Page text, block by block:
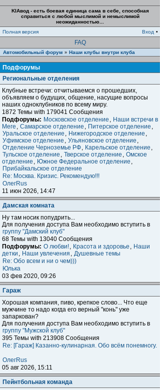
KIAвод - есть боевая единица сама в себе, способная
справиться с любой мыслимой и немыслимой
неожиданностью...
Полная версия
Вход •
FAQ
Автомобильный форум » Наши клубы внутри клуба
Подфорумы
Региональные отделения
Клубные встречи: отчитываемся о прошедших,
объявляем о будущих, общение, насущие вопросы
наших одноклубников по всему миру.
1872 Темы with 179041 Сообщения
Подфорумы: Московское отделение , Наши встречи в
Меге , Самарское отделение , Питерское отделение ,
Уральское отделение , Нижегородское отделение ,
Уфимское отделение , Ульяновское отделение ,
Отделение Черноземье РФ, Карельское отделение ,
Тульское отделение , Тверское отделение , Омское
отделение , Южное Федеральное отделение ,
Прибайкальское отделение
Re: Москва. Кризис. Рекомендую!!!
ОлегRus
11 июн 2026, 14:47
Дамская комната
Ну там носик попудрить...
Для получения доступа Вам необходимо вступить в
группу "Дамский клуб"
68 Темы with 13040 Сообщения
Подфорумы: О любви!, Красота и здоровье , Наши
детки , Наши увлечения , Душевные темы
Re: Обо всем и ни о чем)))
Юлька
03 фев 2020, 09:26
Гараж
Хорошая компания, пиво, крепкое слово... Что еще
мужчине то надо когда его верный "конь" уже
запаркован?
Для получения доступа Вам необходимо вступить в
группу "Мужской клуб"
395 Темы with 213908 Сообщения
Re: [Гараж] Казанно-кулинарная. Обо всём понемногу.
ОлегRus
05 авг 2026, 15:11
Пейнтбольная команда